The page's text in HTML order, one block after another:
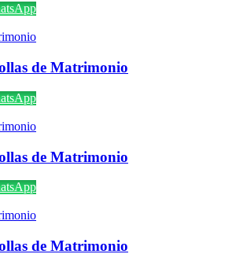
de Matrimonio
de Matrimonio
de Matrimonio